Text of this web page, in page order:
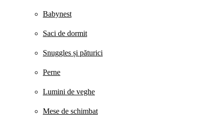
Babynest
Saci de dormit
Snuggles și păturici
Perne
Lumini de veghe
Mese de schimbat